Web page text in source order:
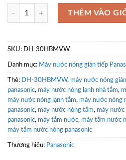
Bình nước nóng Panasonic DH-
THÊM VÀO
SKU: DH-30HBMVW
Danh mục: Máy nước nóng gián tiếp
Thẻ: DH-30HBMVW, máy nước nóng
panasonic, máy nước nóng lạnh nhà tắm,
máy nước nóng lạnh tắm, máy nước nóng
panasonic, máy nước nóng tắm, máy nước
panasonic, máy tắm nước, máy tắm nước
máy tắm nước nóng panasonic
Thương hiệu: Panasonic